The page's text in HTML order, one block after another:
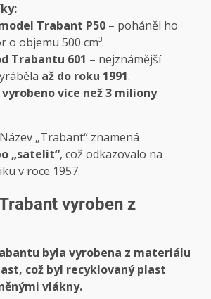
Trabant P50 – poháněl ho
objemu 500 cm³.
Trabantu 601 – nejznámější
až do roku 1991.
více než 3 miliony
Název „Trabant“ znamená
„satelit“, což odkazovalo na
v roce 1957.
vyroben z
byla vyrobena z materiálu
což byl recyklovaný plast
vlákny.